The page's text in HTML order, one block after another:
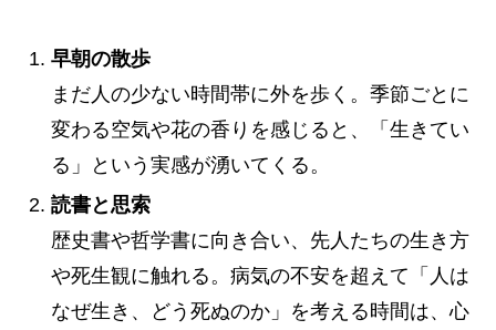
早朝の散歩
まだ人の少ない時間帯に外を歩く。季節ごとに
変わる空気や花の香りを感じると、「生きてい
る」という実感が湧いてくる。
読書と思索
歴史書や哲学書に向き合い、先人たちの生き方
や死生観に触れる。病気の不安を超えて「人は
なぜ生き、どう死ぬのか」を考える時間は、心